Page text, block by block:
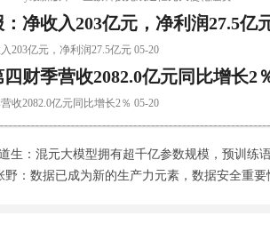
净收入203亿元，净利润27.5亿
203亿元，净利润27.5亿元 05-20
财季营收2082.0亿元同比增长2
收2082.0亿元同比增长2％ 05-20
生：混元大模型拥有超千亿参数规模，预训练
野：数据已成为新的生产力元素，数据安全重要